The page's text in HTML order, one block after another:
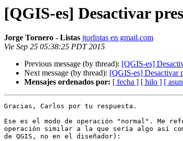
[QGIS-es] Desactivar
Jorge Tornero - Listas jtorlistas en gmail.com
Vie Sep 25 05:38:25 PDT 2015
Previous message (by thread): [QGIS-es]
Next message (by thread): [QGIS-es] Desactivar
Mensajes ordenados por: [ fecha ] [ hilo ] [
Gracias, Carlos por tu respuesta.
Ese es el modo de operación "normal". Me
operación similar a la que sería algo así
de QGIS, no en el diseñador):